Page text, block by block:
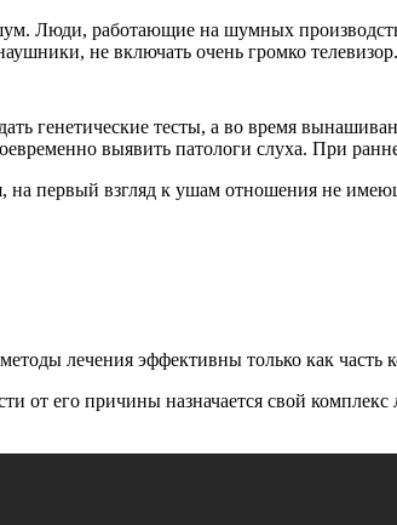
Люди, работающие на шумных
не включать очень громко телевизор.
генетические тесты, а во время
выявить патологи слуха. При
на первый взгляд к ушам отношения не
лечения эффективны только как
от его причины назначается свой